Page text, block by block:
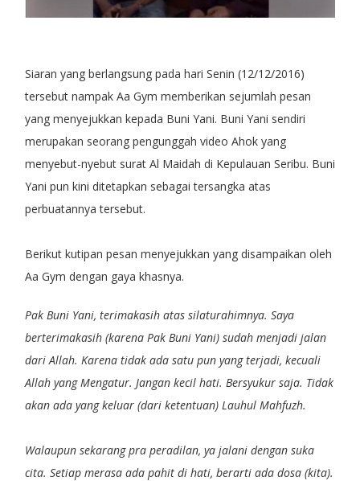
Siaran yang berlangsung pada hari Senin (12/12/2016)
tersebut nampak Aa Gym memberikan sejumlah pesan
yang menyejukkan kepada Buni Yani. Buni Yani sendiri
merupakan seorang pengunggah video Ahok yang
menyebut-nyebut surat Al Maidah di Kepulauan Seribu. Buni
Yani pun kini ditetapkan sebagai tersangka atas
perbuatannya tersebut.
Berikut kutipan pesan menyejukkan yang disampaikan oleh
Aa Gym dengan gaya khasnya.
Pak Buni Yani, terimakasih atas silaturahimnya. Saya
berterimakasih (karena Pak Buni Yani) sudah menjadi jalan
dari Allah. Karena tidak ada satu pun yang terjadi, kecuali
Allah yang Mengatur. Jangan kecil hati. Bersyukur saja. Tidak
akan ada yang keluar (dari ketentuan) Lauhul Mahfuzh.
Walaupun sekarang pra peradilan, ya jalani dengan suka
cita. Setiap merasa ada pahit di hati, berarti ada dosa (kita).